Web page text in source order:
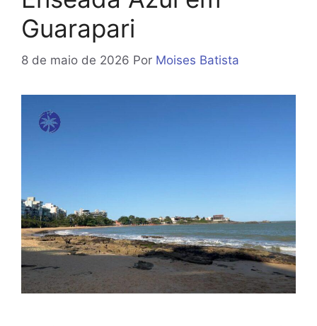
Guarapari
8 de maio de 2026 Por Moises Batista